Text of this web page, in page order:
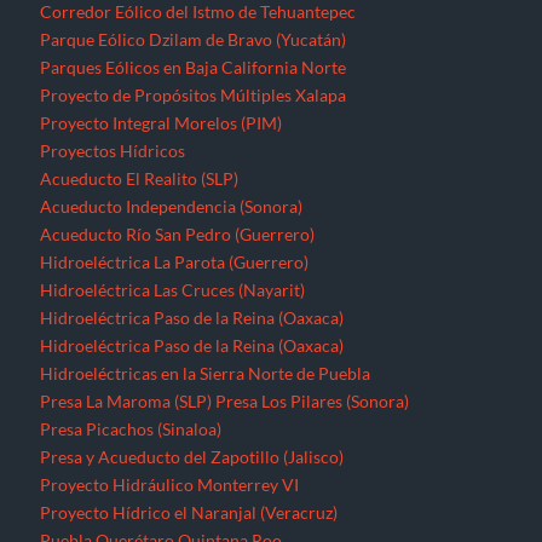
Corredor Eólico del Istmo de Tehuantepec
Parque Eólico Dzilam de Bravo (Yucatán)
Parques Eólicos en Baja California Norte
Proyecto de Propósitos Múltiples Xalapa
Proyecto Integral Morelos (PIM)
Proyectos Hídricos
Acueducto El Realito (SLP)
Acueducto Independencia (Sonora)
Acueducto Río San Pedro (Guerrero)
Hidroeléctrica La Parota (Guerrero)
Hidroeléctrica Las Cruces (Nayarit)
Hidroeléctrica Paso de la Reina (Oaxaca)
Hidroeléctrica Paso de la Reina (Oaxaca)
Hidroeléctricas en la Sierra Norte de Puebla
Presa La Maroma (SLP) Presa Los Pilares (Sonora)
Presa Picachos (Sinaloa)
Presa y Acueducto del Zapotillo (Jalisco)
Proyecto Hidráulico Monterrey VI
Proyecto Hídrico el Naranjal (Veracruz)